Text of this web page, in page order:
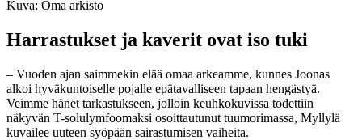
Kuva: Oma arkisto
Harrastukset ja kaverit ovat iso tuki
– Vuoden ajan saimmekin elää omaa arkeamme, kunnes Joonas
alkoi hyväkuntoiselle pojalle epätavalliseen tapaan hengästyä.
Veimme hänet tarkastukseen, jolloin keuhkokuvissa todettiin
näkyvän T-solulymfoomaksi osoittautunut tuumorimassa, Myllylä
kuvailee uuteen syöpään sairastumisen vaiheita.